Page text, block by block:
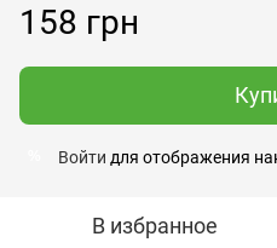
158 грн
Войти для отображения
В избранное